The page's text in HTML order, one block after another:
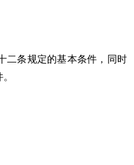
二条规定的基本条件，同时